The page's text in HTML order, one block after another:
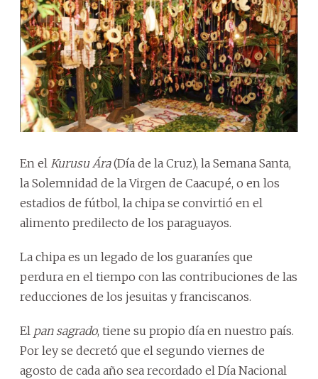
En el Kurusu Ára(Día de la Cruz), la Semana Santa,
la Solemnidad de la Virgen de Caacupé, o en los
estadios de fútbol, la chipa se convirtió en el
alimento predilecto de los paraguayos.
La chipa es un legado de los guaraníes que
perdura en el tiempo con las contribuciones de las
reducciones de los jesuitas y franciscanos.
El pan sagrado, tiene su propio día en nuestro país.
Por ley se decretó que el segundo viernes de
agosto de cada año sea recordado el Día Nacional